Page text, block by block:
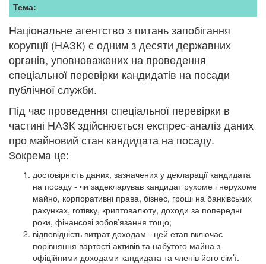
Тема:
Національне агентство з питань запобігання
корупції (НАЗК) є одним з десяти державних
органів, уповноважених на проведення
спеціальної перевірки кандидатів на посади
публічної служби.
Під час проведення спеціальної перевірки в
частині НАЗК здійснюється експрес-аналіз даних
про майновий стан кандидата на посаду.
Зокрема це:
достовірність даних, зазначених у декларації кандидата
на посаду - чи задекларував кандидат рухоме і нерухоме
майно, корпоративні права, бізнес, гроші на банківських
рахунках, готівку, криптовалюту, доходи за попередні
роки, фінансові зобов’язання тощо;
відповідність витрат доходам - цей етап включає
порівняння вартості активів та набутого майна з
офіційними доходами кандидата та членів його сім’ї.